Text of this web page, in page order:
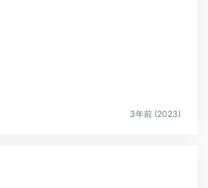
3年前 (2023)